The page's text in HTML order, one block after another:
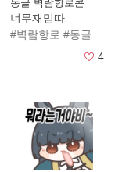
동글 벽람항로콘
너무재믿따
#벽람항로 #동글동글
4